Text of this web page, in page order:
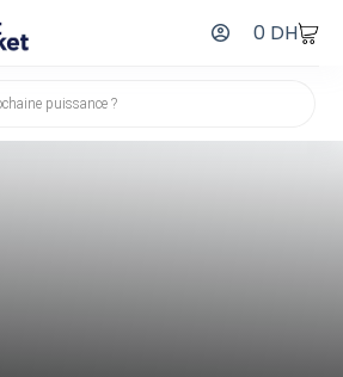
0 DH